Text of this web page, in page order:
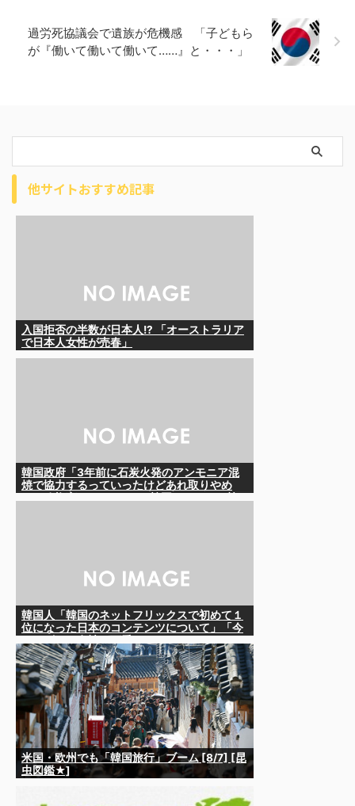
過労死協議会で遺族が危機感 「子どもら
が『働いて働いて働いて……』と・・・」
他サイトおすすめ記事
入国拒否の半数が日本人!? 「オーストラリア
で日本人女性が売春」
韓国政府「3年前に石炭火発のアンモニア混
焼で協力するっていったけどあれ取りやめ
韓国人「韓国のネットフリックスで初めて１
位になった日本のコンテンツについて」「今
米国・欧州でも「韓国旅行」ブーム [8/7] [昆
虫図鑑★]